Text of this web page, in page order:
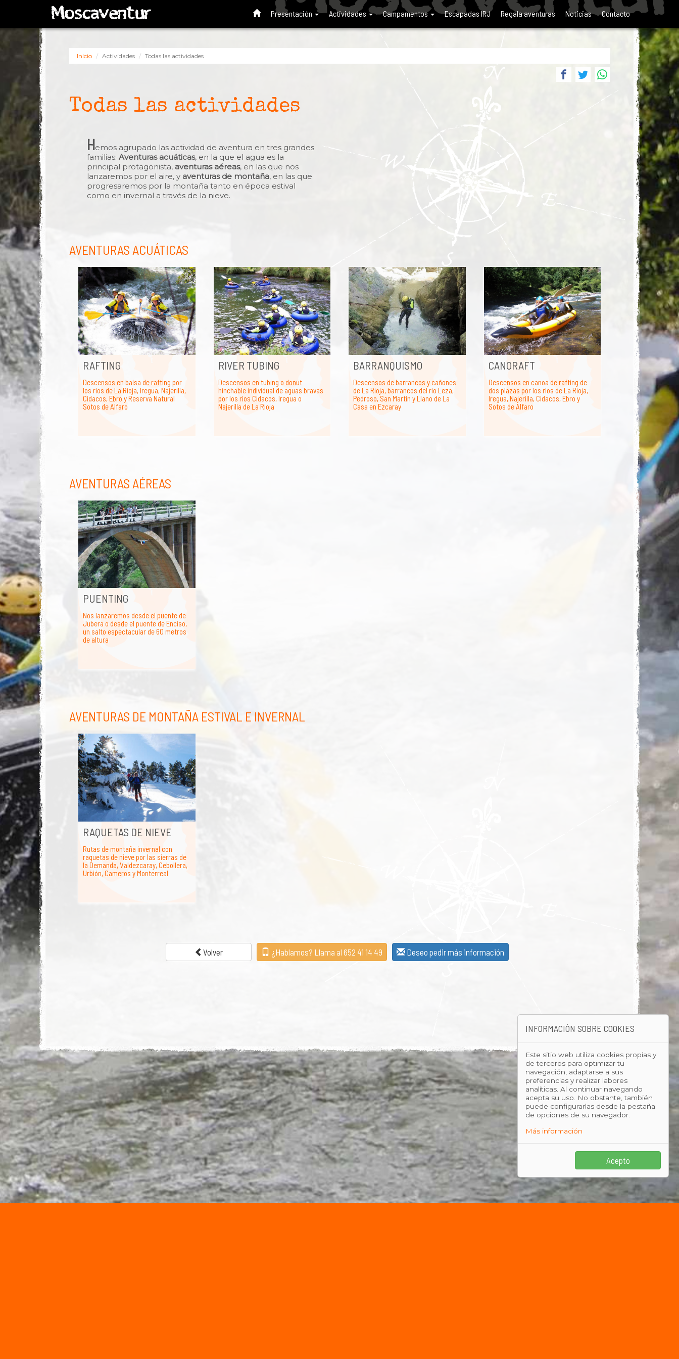
Presentación Actividades Campamentos Escapadas IRJ Regala aventuras Noticias Contacto
Inicio Actividades Todas las actividades
Todas las actividades
Hemos agrupado las actividad de aventura en tres grandes
familias: Aventuras acuáticas, en la que el agua es la
principal protagonista, aventuras aéreas, en las que nos
lanzaremos por el aire, y aventuras de montaña, en las que
progresaremos por la montaña tanto en época estival
como en invernal a través de la nieve.
AVENTURAS ACUÁTICAS
RAFTING
Descensos en balsa de rafting por
los ríos de La Rioja, Iregua, Najerilla,
Cidacos, Ebro y Reserva Natural
Sotos de Alfaro
RIVER TUBING
Descensos en tubing o donut
hinchable individual de aguas bravas
por los ríos Cidacos, Iregua o
Najerilla de La Rioja
BARRANQUISMO
Descensos de barrancos y cañones
de La Rioja, barrancos del río Leza,
Pedroso, San Martín y Llano de La
Casa en Ezcaray
CANORAFT
Descensos en canoa de rafting de
dos plazas por los ríos de La Rioja,
Iregua, Najerilla, Cidacos, Ebro y
Sotos de Alfaro
AVENTURAS AÉREAS
PUENTING
Nos lanzaremos desde el puente de
Jubera o desde el puente de Enciso,
un salto espectacular de 60 metros
de altura
AVENTURAS DE MONTAÑA ESTIVAL E INVERNAL
RAQUETAS DE NIEVE
Rutas de montaña invernal con
raquetas de nieve por las sierras de
la Demanda, Valdezcaray, Cebollera,
Urbión, Cameros y Monterreal
Volver ¿Hablamos? Llama al 652 41 14 49 Deseo pedir más información
INFORMACIÓN SOBRE COOKIES
Este sitio web utiliza cookies propias y
de terceros para optimizar tu
navegación, adaptarse a sus
preferencias y realizar labores
analíticas. Al continuar navegando
acepta su uso. No obstante, también
puede configurarlas desde la pestaña
de opciones de su navegador.
Más información
Acepto